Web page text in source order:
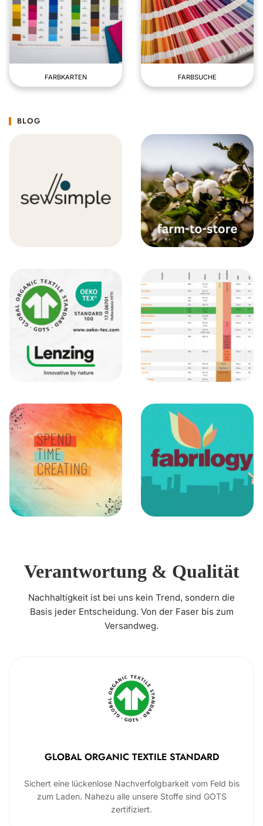
FARBKARTEN FARBSUCHE
BLOG
Verantwortung & Qualität
Nachhaltigkeit ist bei uns kein Trend, sondern die
Basis jeder Entscheidung. Von der Faser bis zum
Versandweg.
GLOBAL ORGANIC TEXTILE STANDARD
Sichert eine lückenlose Nachverfolgbarkeit vom Feld bis
zum Laden. Nahezu alle unsere Stoffe sind GOTS
zertifiziert.